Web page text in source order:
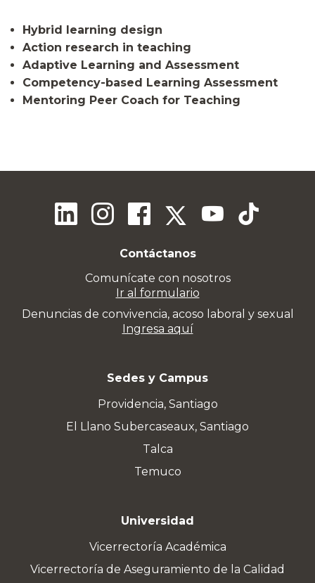
Hybrid learning design
Action research in teaching
Adaptive Learning and Assessment
Competency-based Learning Assessment
Mentoring Peer Coach for Teaching
Contáctanos
Comunícate con nosotros
Ir al formulario
Denuncias de convivencia, acoso laboral y sexual
Ingresa aquí
Sedes y Campus
Providencia, Santiago
El Llano Subercaseaux, Santiago
Talca
Temuco
Universidad
Vicerrectoría Académica
Vicerrectoría de Aseguramiento de la Calidad